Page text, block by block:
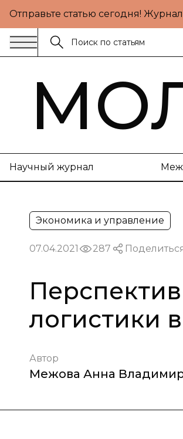
Отправьте статью сегодня!
Научный журнал
Экономика и управление
07.04.2021 287
логистики
Автор
Межова Анна